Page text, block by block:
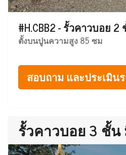
#H.CBB2 - รั้วคาวบอย
ตั้งบนปูนความสูง 85 ซม
สอบถาม และประเมิน
รั้วคาวบอย 3 ชั้น